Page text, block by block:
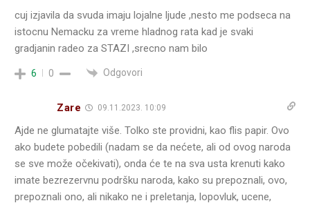
cuj izjavila da svuda imaju lojalne ljude ,nesto me podseca na
istocnu Nemacku za vreme hladnog rata kad je svaki
gradjanin radeo za STAZI ,srecno nam bilo
6 0 Odgovori
Zare 09.11.2023. 10:09
Ajde ne glumatajte više. Tolko ste providni, kao flis papir. Ovo
ako budete pobedili (nadam se da nećete, ali od ovog naroda
se sve može očekivati), onda će te na sva usta krenuti kako
imate bezrezervnu podršku naroda, kako su prepoznali, ovo,
prepoznali ono, ali nikako ne i preletanja, lopovluk, ucene,